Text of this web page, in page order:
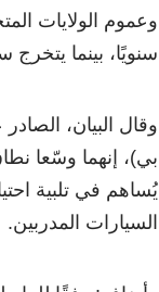
سنويًا، بينما يتخرج سنويًا 39 ألف طالب في
وقال البيان،
بي)، إنهما وسّعا
يُساهم في تلبية
السيارات المدربين.